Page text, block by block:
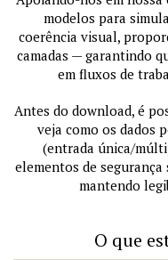
modelos para
coerência visual,
camadas — garantindo
em fluxos de
Antes do download, é
veja como os dados
(entrada única/
elementos de
mantendo
O que